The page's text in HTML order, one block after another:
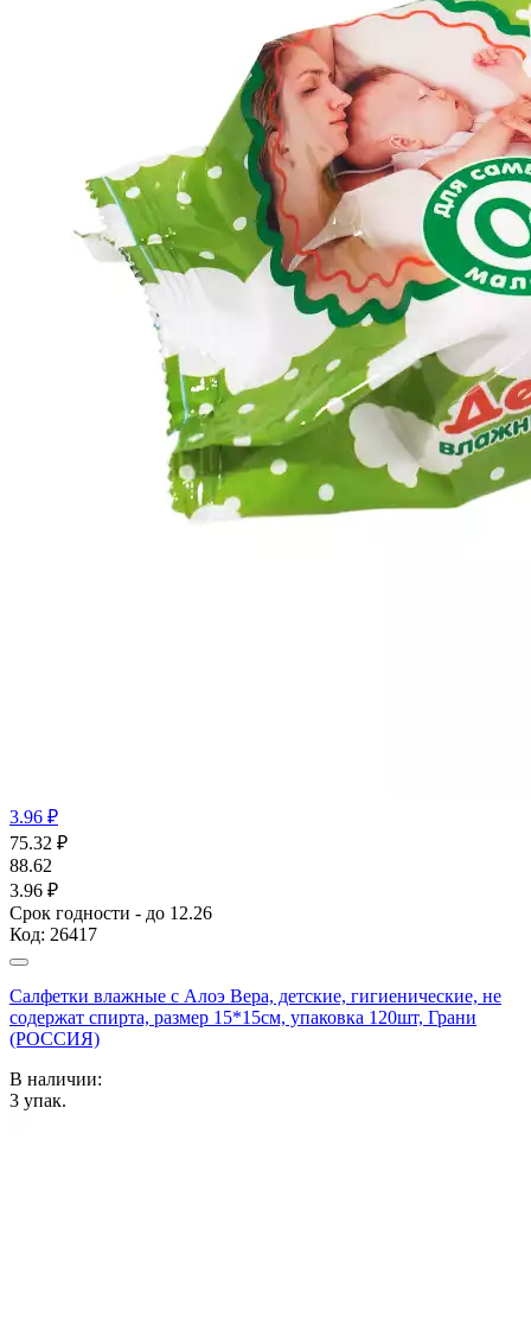
3.96 ₽
75.32 ₽
88.62
3.96 ₽
Срок годности - до 12.26
Код: 26417
Салфетки влажные с Алоэ Вера, детские, гигиенические, не
содержат спирта, размер 15*15см, упаковка 120шт, Грани
(РОССИЯ)
В наличии:
3 упак.